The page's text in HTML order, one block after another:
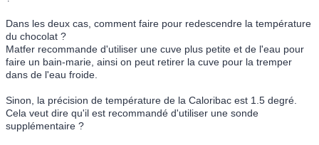
Dans les deux cas, comment faire pour redescendre la température
du chocolat ?
Matfer recommande d'utiliser une cuve plus petite et de l'eau pour
faire un bain-marie, ainsi on peut retirer la cuve pour la tremper
dans de l'eau froide.
Sinon, la précision de température de la Caloribac est 1.5 degré.
Cela veut dire qu'il est recommandé d'utiliser une sonde
supplémentaire ?